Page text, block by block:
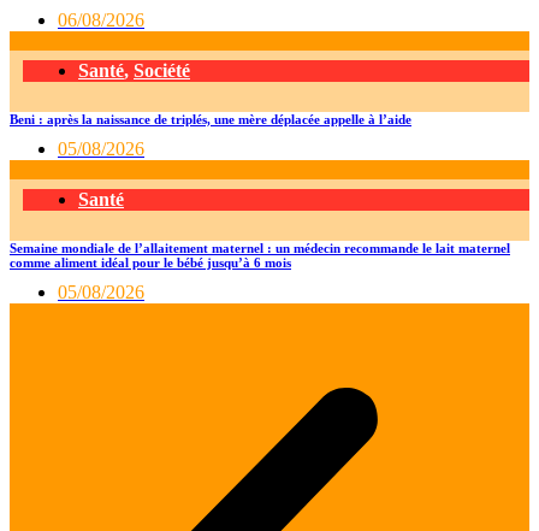
06/08/2026
Santé, Société
Beni : après la naissance de triplés, une mère déplacée appelle à l’aide
05/08/2026
Santé
Semaine mondiale de l’allaitement maternel : un médecin recommande le lait maternel
comme aliment idéal pour le bébé jusqu’à 6 mois
05/08/2026